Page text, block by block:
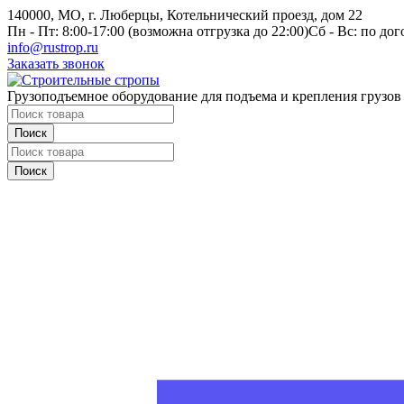
140000, МО, г. Люберцы, Котельнический проезд, дом 22
Пн - Пт: 8:00-17:00 (возможна отгрузка до 22:00)Сб - Вс: по
info@rustrop.ru
Заказать звонок
Грузоподъемное оборудование для подъема и крепления грузов
Поиск
Поиск